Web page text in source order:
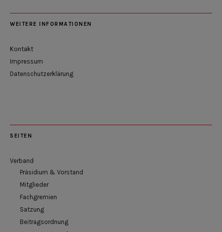
WEITERE INFORMATIONEN
Kontakt
Impressum
Datenschutzerklärung
SEITEN
Verband
Präsidium & Vorstand
Mitglieder
Fachgremien
Satzung
Beitragsordnung